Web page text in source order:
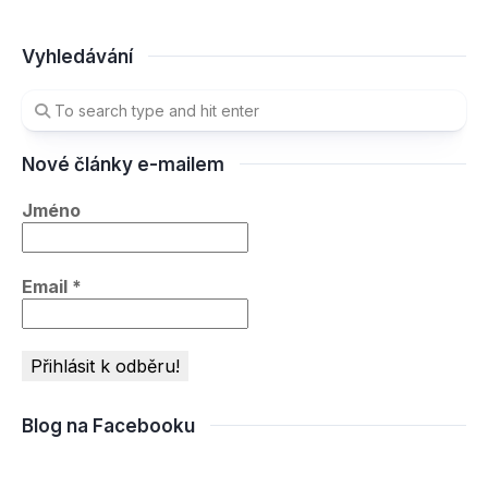
Vyhledávání
Nové články e-mailem
Jméno
Email *
Blog na Facebooku